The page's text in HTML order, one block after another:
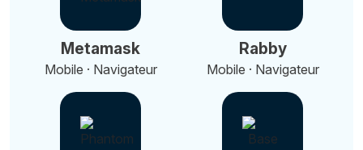
Metamask
Mobile · Navigateur
Rabby
Mobile · Navigateur